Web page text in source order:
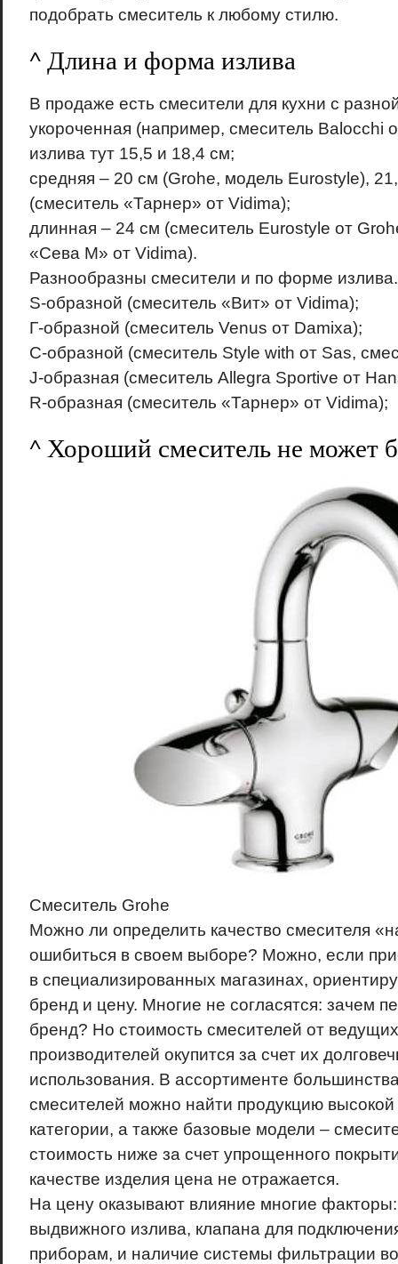
подобрать смеситель к любому стилю.
^ Длина и форма излива
В продаже есть смесители для кухни с
укороченная (например, смеситель Balocchi
излива тут 15,5 и 18,4 см;
средняя – 20 см (Grohe, модель Eurostyle),
(смеситель «Тарнер» от Vidima);
длинная – 24 см (смеситель Eurostyle от
«Сева М» от Vidima).
Разнообразны смесители и по форме
S-образной (смеситель «Вит» от Vidima);
Г-образной (смеситель Venus от Damixa);
С-образной (смеситель Style with от Sas,
J-образная (смеситель Allegra Sportive от
R-образная (смеситель «Тарнер» от Vidima);
^ Хороший смеситель не может
Смеситель Grohe
Можно ли определить качество смесителя
ошибиться в своем выборе? Можно, если
в специализированных магазинах,
бренд и цену. Многие не согласятся: зачем
бренд? Но стоимость смесителей от
производителей окупится за счет их
использования. В ассортименте
смесителей можно найти продукцию
категории, а также базовые модели –
стоимость ниже за счет упрощенного
качестве изделия цена не отражается.
На цену оказывают влияние многие
выдвижного излива, клапана для
приборам, и наличие системы фильтрации